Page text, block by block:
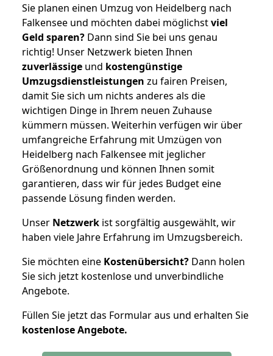
Sie planen einen Umzug von Heidelberg nach
Falkensee und möchten dabei möglichstviel
Geld sparen? Dann sind Sie bei uns genau
richtig! Unser Netzwerk bieten Ihnen
zuverlässige und kostengünstige
Umzugsdienstleistungen zu fairen Preisen,
damit Sie sich um nichts anderes als die
wichtigen Dinge in Ihrem neuen Zuhause
kümmern müssen. Weiterhin verfügen wir über
umfangreiche Erfahrung mit Umzügen von
Heidelberg nach Falkensee mit jeglicher
Größenordnung und können Ihnen somit
garantieren, dass wir für jedes Budget eine
passende Lösung finden werden.
Unser Netzwerk ist sorgfältig ausgewählt, wir
haben viele Jahre Erfahrung im Umzugsbereich.
Sie möchten eine Kostenübersicht? Dann holen
Sie sich jetzt kostenlose und unverbindliche
Angebote.
Füllen Sie jetzt das Formular aus und erhalten Sie
kostenloseAngebote.